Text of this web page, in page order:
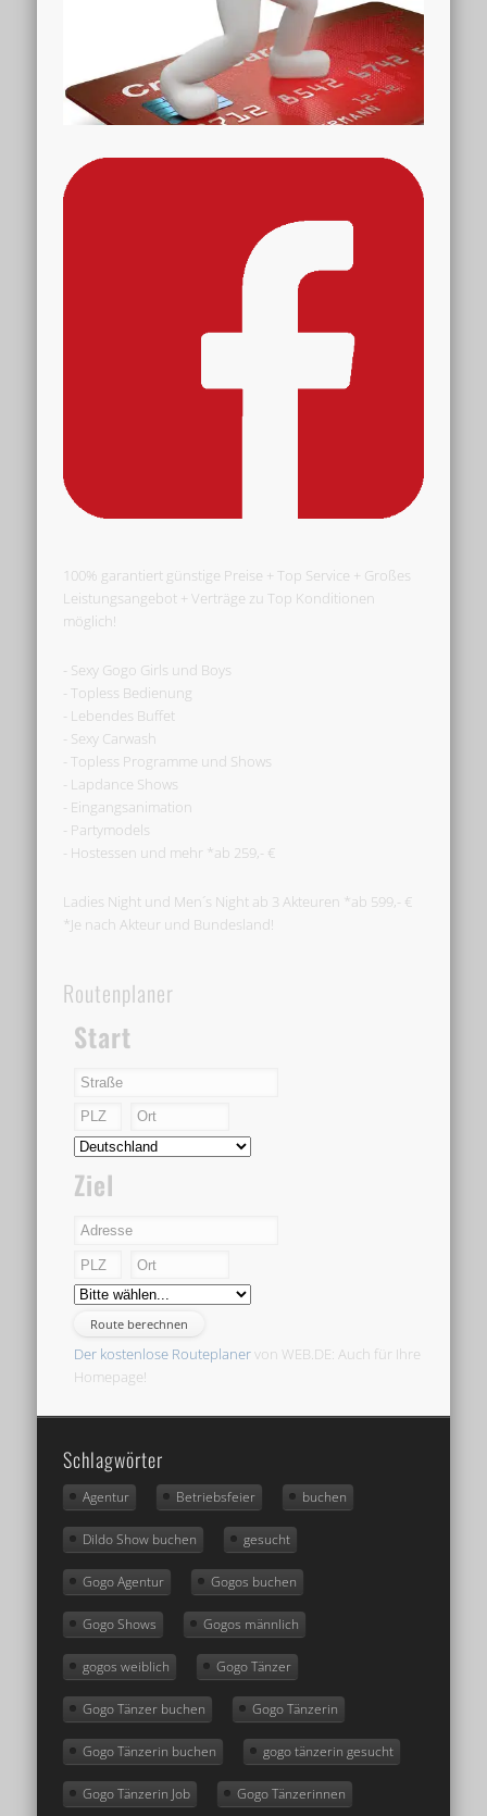
100% garantiert günstige Preise + Top Service + Großes
Leistungsangebot + Verträge zu Top Konditionen
möglich!
- Sexy Gogo Girls und Boys
- Topless Bedienung
- Lebendes Buffet
- Sexy Carwash
- Topless Programme und Shows
- Lapdance Shows
- Eingangsanimation
- Partymodels
- Hostessen und mehr *ab 259,- €
Ladies Night und Men´s Night ab 3 Akteuren *ab 599,- €
*Je nach Akteur und Bundesland!
Routenplaner
Start
Ziel
Der kostenlose Routeplanervon WEB.DE: Auch für Ihre
Homepage!
Schlagwörter
Agentur Betriebsfeier buchen
Dildo Show buchen gesucht
Gogo Agentur Gogos buchen
Gogo Shows Gogos männlich
gogos weiblich Gogo Tänzer
Gogo Tänzer buchen Gogo Tänzerin
Gogo Tänzerin buchen gogo tänzerin gesucht
Gogo Tänzerin Job Gogo Tänzerinnen